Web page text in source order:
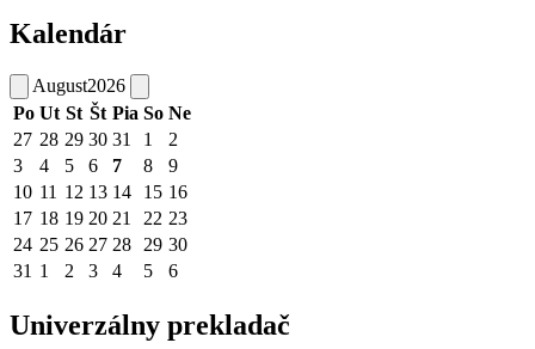
Kalendár
August2026
Po Ut St Št Pia So Ne
27 28 29 30 31 1
2
3
4 5 6 7 8
9
10 11 12 13 14 15 16
17 18 19 20 21 22 23
24 25 26 27 28 29 30
31 1 2 3 4 5 6
Univerzálny prekladač